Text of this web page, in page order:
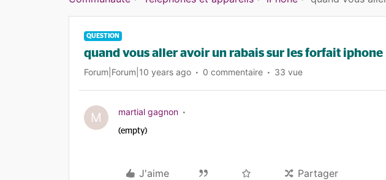
QUESTION
quand vous aller avoir un rabais sur les forfait iphone
Forum|Forum|10 years ago 0 commentaire 33 vue
M martial gagnon
(empty)
J'aime Partager